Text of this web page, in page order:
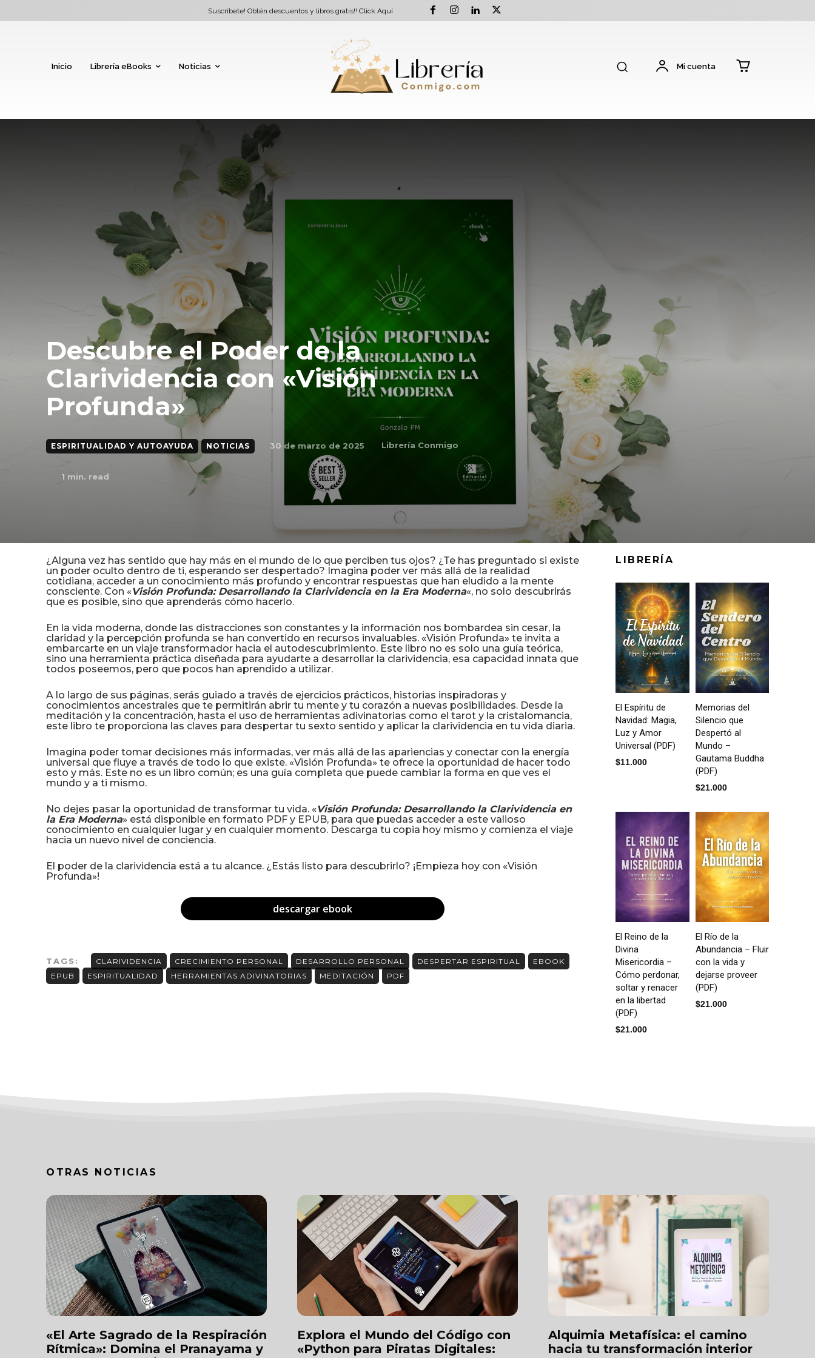
Suscríbete! Obtén descuentos y libros gratis!! Click Aquí
Inicio Librería eBooks Noticias Mi cuenta
Descubre el Poder de la
Clarividencia con «Visión
Profunda»
ESPIRITUALIDAD Y AUTOAYUDA NOTICIAS 30 de marzo de 2025 Librería Conmigo
1 min. read
¿Alguna vez has sentido que hay más en el mundo de lo que perciben tus ojos? ¿Te has preguntado si existe
un poder oculto dentro de ti, esperando ser despertado? Imagina poder ver más allá de la realidad
cotidiana, acceder a un conocimiento más profundo y encontrar respuestas que han eludido a la mente
consciente. Con «Visión Profunda: Desarrollando la Clarividencia en la Era Moderna«, no solo descubrirás
que es posible, sino que aprenderás cómo hacerlo.
En la vida moderna, donde las distracciones son constantes y la información nos bombardea sin cesar, la
claridad y la percepción profunda se han convertido en recursos invaluables. «Visión Profunda» te invita a
embarcarte en un viaje transformador hacia el autodescubrimiento. Este libro no es solo una guía teórica,
sino una herramienta práctica diseñada para ayudarte a desarrollar la clarividencia, esa capacidad innata que
todos poseemos, pero que pocos han aprendido a utilizar.
A lo largo de sus páginas, serás guiado a través de ejercicios prácticos, historias inspiradoras y
conocimientos ancestrales que te permitirán abrir tu mente y tu corazón a nuevas posibilidades. Desde la
meditación y la concentración, hasta el uso de herramientas adivinatorias como el tarot y la cristalomancia,
este libro te proporciona las claves para despertar tu sexto sentido y aplicar la clarividencia en tu vida diaria.
Imagina poder tomar decisiones más informadas, ver más allá de las apariencias y conectar con la energía
universal que fluye a través de todo lo que existe. «Visión Profunda» te ofrece la oportunidad de hacer todo
esto y más. Este no es un libro común; es una guía completa que puede cambiar la forma en que ves el
mundo y a ti mismo.
No dejes pasar la oportunidad de transformar tu vida. «Visión Profunda: Desarrollando la Clarividencia en
la Era Moderna» está disponible en formato PDF y EPUB, para que puedas acceder a este valioso
conocimiento en cualquier lugar y en cualquier momento. Descarga tu copia hoy mismo y comienza el viaje
hacia un nuevo nivel de conciencia.
El poder de la clarividencia está a tu alcance. ¿Estás listo para descubrirlo? ¡Empieza hoy con «Visión
Profunda»!
descargar ebook
TAGS: CLARIVIDENCIA CRECIMIENTO PERSONAL DESARROLLO PERSONAL DESPERTAR ESPIRITUAL
EBOOK
EPUB
ESPIRITUALIDAD HERRAMIENTAS ADIVINATORIAS MEDITACIÓN PDF
LIBRERÍA
El Espíritu de
Navidad: Magia,
Luz y Amor
Universal (PDF)
$11.000
Memorias del
Silencio que
Despertó al
Mundo –
Gautama Buddha
(PDF)
$21.000
El Reino de la
Divina
Misericordia –
Cómo perdonar,
soltar y renacer
en la libertad
(PDF)
$21.000
El Río de la
Abundancia – Fluir
con la vida y
dejarse proveer
(PDF)
$21.000
OTRAS NOTICIAS
«El Arte Sagrado de la Respiración
Rítmica»: Domina el Pranayama y
Explora el Mundo del Código con
«Python para Piratas Digitales:
Alquimia Metafísica: el camino
hacia tu transformación interior